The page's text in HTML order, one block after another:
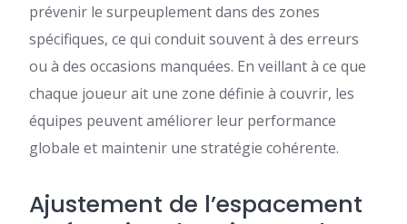
prévenir le surpeuplement dans des zones
spécifiques, ce qui conduit souvent à des erreurs
ou à des occasions manquées. En veillant à ce que
chaque joueur ait une zone définie à couvrir, les
équipes peuvent améliorer leur performance
globale et maintenir une stratégie cohérente.
Ajustement de l’espacement